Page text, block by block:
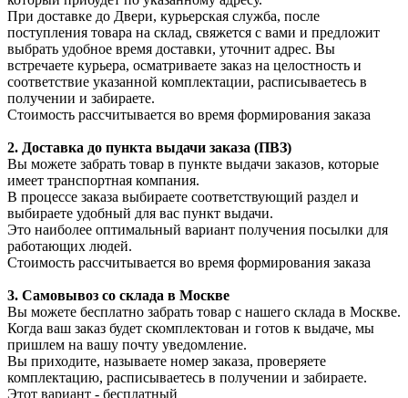
При доставке до Двери, курьерская служба, после
поступления товара на склад, свяжется с вами и предложит
выбрать удобное время доставки, уточнит адрес. Вы
встречаете курьера, осматриваете заказ на целостность и
соответствие указанной комплектации, расписываетесь в
получении и забираете.
Стоимость рассчитывается во время формирования заказа
2. Доставка до пункта выдачи заказа (ПВЗ)
Вы можете забрать товар в пункте выдачи заказов, которые
имеет транспортная компания.
В процессе заказа выбираете соответствующий раздел и
выбираете удобный для вас пункт выдачи.
Это наиболее оптимальный вариант получения посылки для
работающих людей.
Стоимость рассчитывается во время формирования заказа
3. Самовывоз со склада в Москве
Вы можете бесплатно забрать товар с нашего склада в Москве.
Когда ваш заказ будет скомплектован и готов к выдаче, мы
пришлем на вашу почту уведомление.
Вы приходите, называете номер заказа, проверяете
комплектацию, расписываетесь в получении и забираете.
Этот вариант - бесплатный